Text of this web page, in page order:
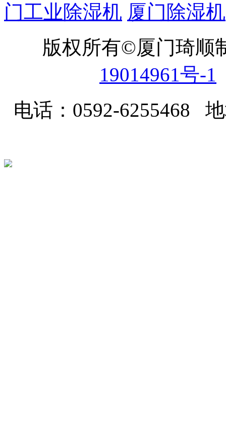
门工业除湿机 厦门除湿机
版权所有©厦门琦
19014961号-1
电话：0592-6255468